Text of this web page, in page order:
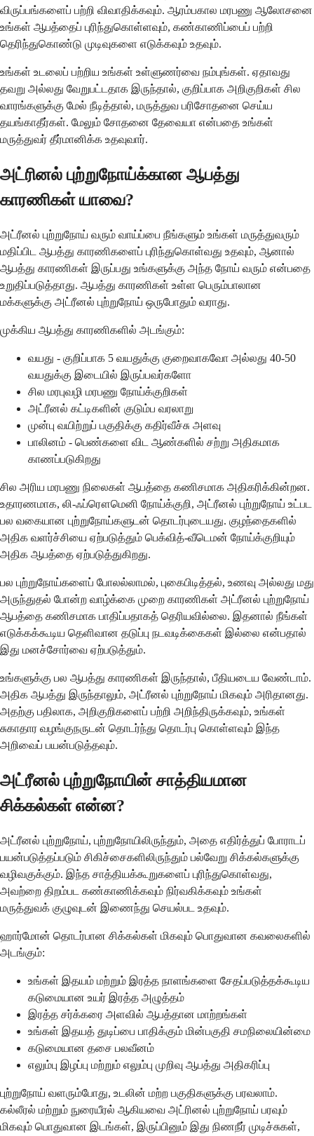
விருப்பங்களைப் பற்றி விவாதிக்கவும். ஆரம்பகால மரபணு ஆலோசனை
உங்கள் ஆபத்தைப் புரிந்துகொள்ளவும், கண்காணிப்பைப் பற்றி
தெரிந்துகொண்டு முடிவுகளை எடுக்கவும் உதவும்.
உங்கள் உடலைப் பற்றிய உங்கள் உள்ளுணர்வை நம்புங்கள். ஏதாவது
தவறு அல்லது வேறுபட்டதாக இருந்தால், குறிப்பாக அறிகுறிகள் சில
வாரங்களுக்கு மேல் நீடித்தால், மருத்துவ பரிசோதனை செய்ய
தயங்காதீர்கள். மேலும் சோதனை தேவையா என்பதை உங்கள்
மருத்துவர் தீர்மானிக்க உதவுவார்.
அட்ரினல் புற்றுநோய்க்கான ஆபத்து
காரணிகள் யாவை?
அட்ரீனல் புற்றுநோய் வரும் வாய்ப்பை நீங்களும் உங்கள் மருத்துவரும்
மதிப்பிட ஆபத்து காரணிகளைப் புரிந்துகொள்வது உதவும், ஆனால்
ஆபத்து காரணிகள் இருப்பது உங்களுக்கு அந்த நோய் வரும் என்பதை
உறுதிப்படுத்தாது. ஆபத்து காரணிகள் உள்ள பெரும்பாலான
மக்களுக்கு அட்ரீனல் புற்றுநோய் ஒருபோதும் வராது.
முக்கிய ஆபத்து காரணிகளில் அடங்கும்:
வயது - குறிப்பாக 5 வயதுக்கு குறைவாகவோ அல்லது 40-50
வயதுக்கு இடையில் இருப்பவர்களோ
சில மரபுவழி மரபணு நோய்க்குறிகள்
அட்ரீனல் கட்டிகளின் குடும்ப வரலாறு
முன்பு வயிற்றுப் பகுதிக்கு கதிர்வீச்சு அளவு
பாலினம் - பெண்களை விட ஆண்களில் சற்று அதிகமாக
காணப்படுகிறது
சில அரிய மரபணு நிலைகள் ஆபத்தை கணிசமாக அதிகரிக்கின்றன.
உதாரணமாக, லி-ஃப்ரௌமெனி நோய்க்குறி, அட்ரீனல் புற்றுநோய் உட்பட
பல வகையான புற்றுநோய்களுடன் தொடர்புடையது. குழந்தைகளில்
அதிக வளர்ச்சியை ஏற்படுத்தும் பெக்வித்-வீடெமன் நோய்க்குறியும்
அதிக ஆபத்தை ஏற்படுத்துகிறது.
பல புற்றுநோய்களைப் போலல்லாமல், புகைபிடித்தல், உணவு அல்லது மது
அருந்துதல் போன்ற வாழ்க்கை முறை காரணிகள் அட்ரீனல் புற்றுநோய்
ஆபத்தை கணிசமாக பாதிப்பதாகத் தெரியவில்லை. இதனால் நீங்கள்
எடுக்கக்கூடிய தெளிவான தடுப்பு நடவடிக்கைகள் இல்லை என்பதால்
இது மனச்சோர்வை ஏற்படுத்தும்.
உங்களுக்கு பல ஆபத்து காரணிகள் இருந்தால், பீதியடைய வேண்டாம்.
அதிக ஆபத்து இருந்தாலும், அட்ரீனல் புற்றுநோய் மிகவும் அரிதானது.
அதற்கு பதிலாக, அறிகுறிகளைப் பற்றி அறிந்திருக்கவும், உங்கள்
சுகாதார வழங்குநருடன் தொடர்ந்து தொடர்பு கொள்ளவும் இந்த
அறிவைப் பயன்படுத்தவும்.
அட்ரீனல் புற்றுநோயின் சாத்தியமான
சிக்கல்கள் என்ன?
அட்ரீனல் புற்றுநோய், புற்றுநோயிலிருந்தும், அதை எதிர்த்துப் போராடப்
பயன்படுத்தப்படும் சிகிச்சைகளிலிருந்தும் பல்வேறு சிக்கல்களுக்கு
வழிவகுக்கும். இந்த சாத்தியக்கூறுகளைப் புரிந்துகொள்வது,
அவற்றை திறம்பட கண்காணிக்கவும் நிர்வகிக்கவும் உங்கள்
மருத்துவக் குழுவுடன் இணைந்து செயல்பட உதவும்.
ஹார்மோன் தொடர்பான சிக்கல்கள் மிகவும் பொதுவான கவலைகளில்
அடங்கும்:
உங்கள் இதயம் மற்றும் இரத்த நாளங்களை சேதப்படுத்தக்கூடிய
கடுமையான உயர் இரத்த அழுத்தம்
இரத்த சர்க்கரை அளவில் ஆபத்தான மாற்றங்கள்
உங்கள் இதயத் துடிப்பை பாதிக்கும் மின்பகுதி சமநிலையின்மை
கடுமையான தசை பலவீனம்
எலும்பு இழப்பு மற்றும் எலும்பு முறிவு ஆபத்து அதிகரிப்பு
புற்றுநோய் வளரும்போது, உடலின் மற்ற பகுதிகளுக்கு பரவலாம்.
கல்லீரல் மற்றும் நுரையீரல் ஆகியவை அட்ரினல் புற்றுநோய் பரவும்
மிகவும் பொதுவான இடங்கள், இருப்பினும் இது நிணநீர் முடிச்சுகள்,